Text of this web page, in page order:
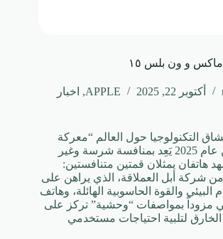
أكتوبر 22, 2025 APPLE
, اخبار
التكنولوجيا حول العالم “معركة
الهواتف الرائدة”، لكن عام 2025 يَعِد بمنافسة شرسة وغير
هاتفان يمثلان قمتين متنافستين:
من شركة أبل العملاقة، الذي يراهن على
البيئي والقوة الحاسوبية الهائلة، وهاتف
مزوداً بمواصفات “وحشية” تركز على
الخارق لتلبية احتياجات مستخدمي